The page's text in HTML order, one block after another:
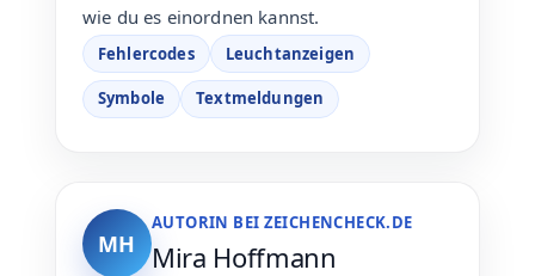
wie du es einordnen kannst.
Fehlercodes Leuchtanzeigen
Symbole Textmeldungen
MH
AUTORIN BEI ZEICHENCHECK.DE
Mira Hoffmann